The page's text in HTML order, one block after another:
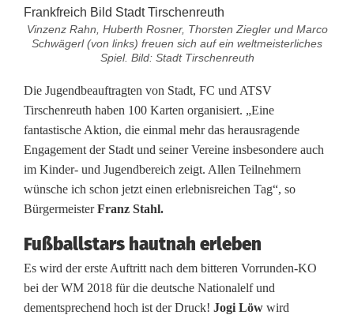
r
a
h
r
e
n
z
u
m
Vinzenz Rahn, Huberth Rosner, Thorsten Ziegler und Marco
Schwägerl (von links) freuen sich auf ein weltmeisterliches
Spiel. Bild: Stadt Tirschenreuth
Die Jugendbeauftragten von Stadt, FC und ATSV
Tirschenreuth haben 100 Karten organisiert. „Eine
fantastische Aktion, die einmal mehr das herausragende
Engagement der Stadt und seiner Vereine insbesondere auch
im Kinder- und Jugendbereich zeigt. Allen Teilnehmern
wünsche ich schon jetzt einen erlebnisreichen Tag“, so
BürgermeisterFranz Stahl.
Fußballstars hautnah erleben
Es wird der erste Auftritt nach dem bitteren Vorrunden-KO
bei der WM 2018 für die deutsche Nationalelf und
dementsprechend hoch ist der Druck! Jogi Löw wird